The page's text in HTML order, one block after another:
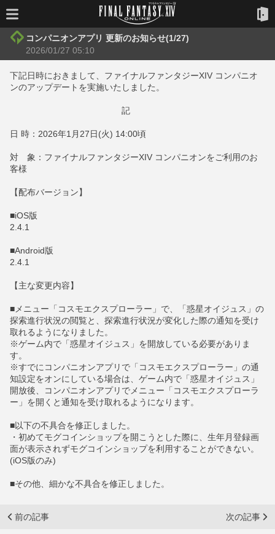
コンパニオンアプリ 更新のお知らせ(1/27)
2026/01/27 05:10
下記日時におきまして、ファイナルファンタジーXIV コンパニオ
ンのアップデートを実施いたしました。
記
日 時：2026年1月27日(火) 14:00頃
対 象：ファイナルファンタジーXIV コンパニオンをご利用のお
客様
【配布バージョン】
■iOS版
2.4.1
■Android版
2.4.1
【主な変更内容】
■メニュー「コスモエクスプローラー」で、「惑星オイジュス」の
探索進行状況の閲覧と、探索進行状況が変化した際の通知を受け
取れるようになりました。
※ゲーム内で「惑星オイジュス」を開放している必要がありま
す。
※すでにコンパニオンアプリで「コスモエクスプローラー」の通
知設定をオンにしている場合は、ゲーム内で「惑星オイジュス」
開放後、コンパニオンアプリでメニュー「コスモエクスプローラ
ー」を開くと通知を受け取れるようになります。
■以下の不具合を修正しました。
・初めてモグコインショップを開こうとした際に、生年月登録画
面が表示されずモグコインショップを利用することができない。
(iOS版のみ)
■その他、細かな不具合を修正しました。
前の記事 次の記事